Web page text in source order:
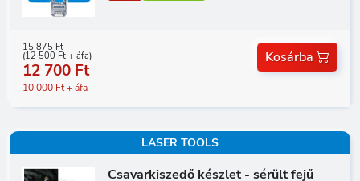
15 875 Ft
(12 500 Ft + áfa)
12 700 Ft
10 000 Ft + áfa
Kosárba
LASER TOOLS
Csavarkiszedő készlet - sérült fejű